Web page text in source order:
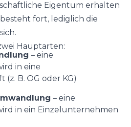
Eigentum erhalten
fort, lediglich die
Hauptarten:
– eine
in eine
(z. B. OG oder KG)
– eine
in ein Einzelunternehmen